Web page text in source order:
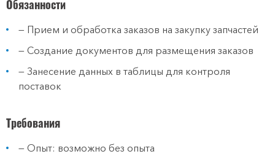
Обязанности
— Прием и обработка заказов на закупку запчастей
— Создание документов для размещения заказов
— Занесение данных в таблицы для контроля
поставок
Требования
— Опыт: возможно без опыта